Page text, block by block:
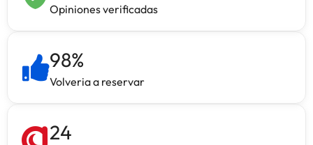
Opiniones verificadas
98%
Volveria a reservar
24